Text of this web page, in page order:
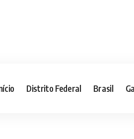
Distrito Federal Brasil